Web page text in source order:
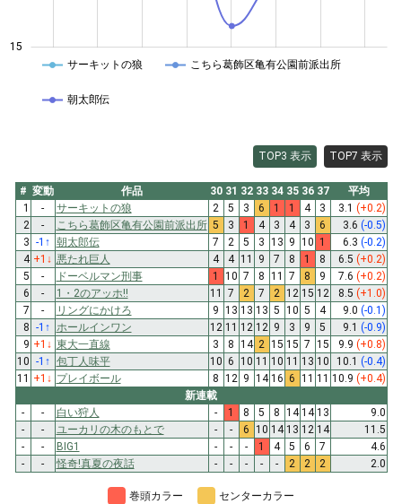
15
サーキットの狼 こちら葛飾区亀有公園前派出所
朝太郎伝
TOP3 表示 TOP7 表示
# 変動 作品 30 31 32 33 34 35 36 37
平均
1
- サーキットの狼 2 5 3 6 1 1 4 3 3.1 (+0.2)
2
- こちら葛飾区亀有公園前派出所 5 3 1 4 3 4 3 6 3.6 (-0.5)
3 -1 ↑ 朝太郎伝 7 2 5 3 13 9 10 1 6.3 (-0.2)
4 +1 ↓ 悪たれ巨人 4 4 11 9 7 8 1 8 6.5 (+0.2)
5
- ドーベルマン刑事 1 10 7 8 11 7 8 9 7.6 (+0.2)
6
- 1・2のアッホ!! 11 7 2 7 2 12 15 12 8.5 (+1.0)
7
- リングにかけろ 9 13 13 13 5 10 5 4 9.0 (-0.1)
8 -1 ↑ ホールインワン 12 11 12 12 9 3 9 5 9.1 (-0.9)
9 +1 ↓ 東大一直線 3 8 14 2 15 15 7 15 9.9 (+0.8)
10 -1 ↑ 包丁人味平 10 6 10 11 10 11 13 10 10.1 (-0.4)
11 +1 ↓ プレイボール 8 12 9 14 16 6 11 11 10.9 (+0.4)
新連載
-
- 白い狩人 - 1 8 5 8 14 14 13
9.0
-
- ユーカリの木のもとで - - 6 10 14 13 12 14
11.5
-
- BIG1 - - - 1 4 5 6 7
4.6
-
- 怪奇!真夏の夜話 - - - - - 2 2 2 2.0
巻頭カラー センターカラー